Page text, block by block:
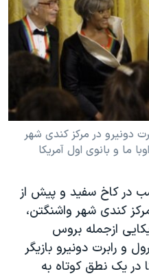
دونیرو در مرکز کندی شهر
ما و بانوی اول آمریکا
شب در کاخ سفید و پیش از
کندی شهر واشنگتن،
ازجمله بروس
و رابرت دونیرو بازیگر
در یک نطق کوتاه به